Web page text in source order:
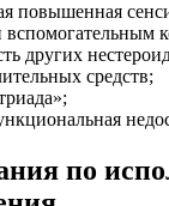
повышенная
других
средств;
по